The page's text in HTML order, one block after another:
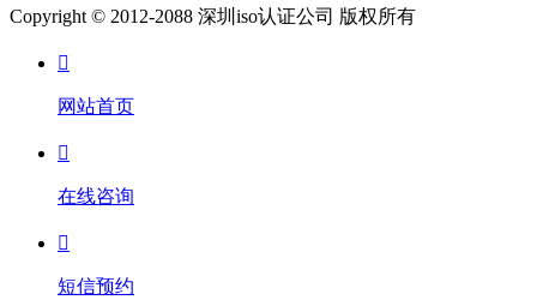
Copyright © 2012-2088 深圳iso认证公司 版权所有

网站首页

在线咨询

短信预约